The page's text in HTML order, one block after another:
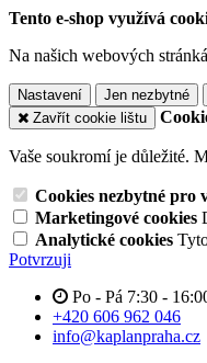
Tento e-shop využívá
Na našich webových
Nastavení Jen nezbytné
Zavřít cookie lištu
Vaše soukromí je důležité.
Cookies nezbytné pro
Marketingové cookies
Analytické cookies
Potvrzuji
Po - Pá 7:30 -
+420 606 962 046
info@kaplanpraha.cz